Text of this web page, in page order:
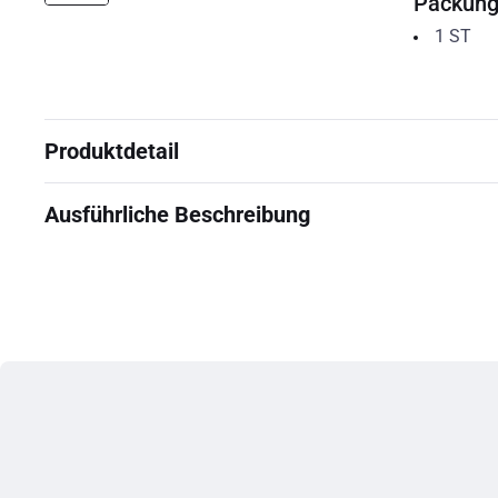
1 ST
Produktdetail
Ausführliche Beschreibung